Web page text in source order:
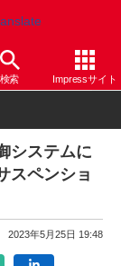
検索 Impressサイト
展 2023
システムに
スペンショ
2023年5月25日 19:48